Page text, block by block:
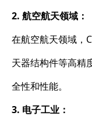
2. 航空航天领域：
在航空航天领域，
天器结构件等高精
全性和性能。
3. 电子工业：